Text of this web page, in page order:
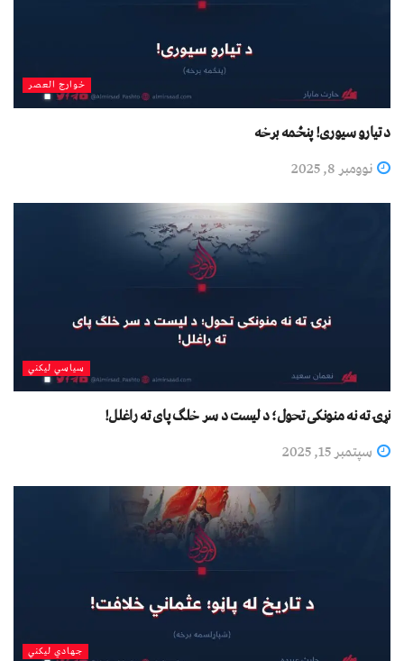
خوارج العصر
د تیارو سیوری! پنځمه برخه
نوومبر 8, 2025
سیاسي لیکني
نړۍ ته نه منونکی تحول؛ د لیست د سر خلګ پای ته راغلل!
سپتمبر 15, 2025
جهادي لیکني